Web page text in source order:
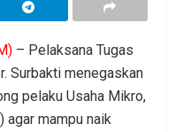
– Pelaksana Tugas
Surbakti menegaskan
pelaku Usaha Mikro,
agar mampu naik